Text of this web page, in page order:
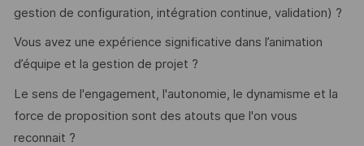
gestion de configuration, intégration continue, validation) ?
Vous avez une expérience significative dans l’animation
d’équipe et la gestion de projet ?
Le sens de l'engagement, l'autonomie, le dynamisme et la
force de proposition sont des atouts que l'on vous
reconnait ?